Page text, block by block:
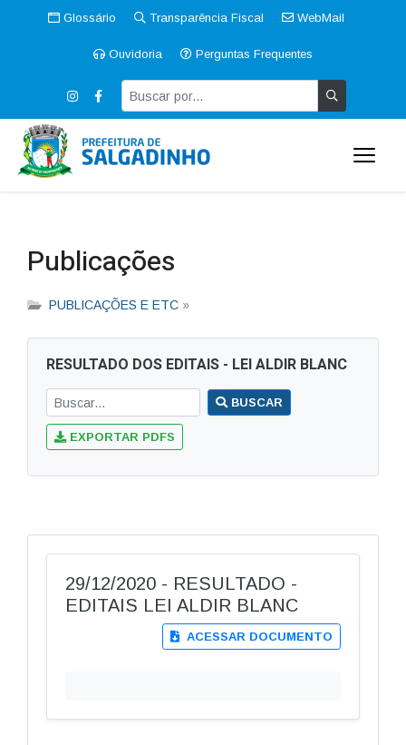
Glossário Transparência Fiscal WebMail
Ouvidoria Perguntas Frequentes
Publicações
PUBLICAÇÕES E ETC »
RESULTADO DOS EDITAIS - LEI ALDIR BLANC
BUSCAR
EXPORTAR PDFS
29/12/2020 - RESULTADO -
EDITAIS LEI ALDIR BLANC
ACESSAR DOCUMENTO